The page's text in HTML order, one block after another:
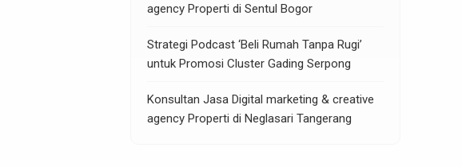
agency Properti di Sentul Bogor
Strategi Podcast ‘Beli Rumah Tanpa Rugi’
untuk Promosi Cluster Gading Serpong
Konsultan Jasa Digital marketing & creative
agency Properti di Neglasari Tangerang